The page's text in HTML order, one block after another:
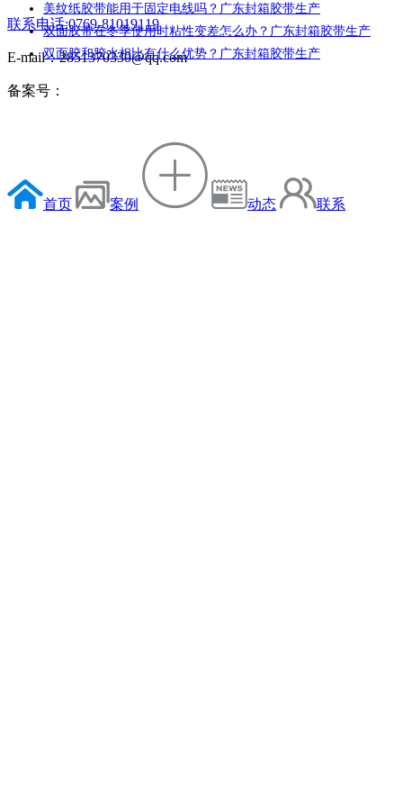
美纹纸胶带能用于固定电线吗？广东封箱胶带生产
双面胶带在冬季使用时粘性变差怎么办？广东封箱胶带生产
双面胶和胶水相比有什么优势？广东封箱胶带生产
联系电话:0769-81019119
E-mail：2851370330@qq.com
备案号：
首页 案例 动态 联系